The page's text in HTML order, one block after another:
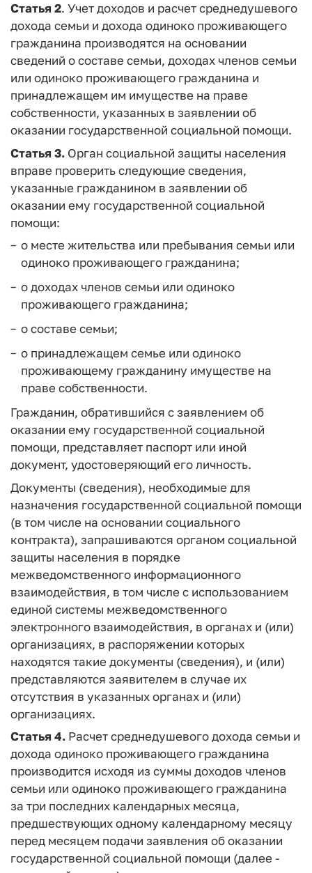
Статья 2. Учет доходов и расчет среднедушевого
дохода семьи и дохода одиноко проживающего
гражданина производятся на основании
сведений о составе семьи, доходах членов семьи
или одиноко проживающего гражданина и
принадлежащем им имуществе на праве
собственности, указанных в заявлении об
оказании государственной социальной помощи.
Статья 3. Орган социальной защиты населения
вправе проверить следующие сведения,
указанные гражданином в заявлении об
оказании ему государственной социальной
помощи:
о месте жительства или пребывания семьи или
одиноко проживающего гражданина;
о доходах членов семьи или одиноко
проживающего гражданина;
о составе семьи;
о принадлежащем семье или одиноко
проживающему гражданину имуществе на
праве собственности.
Гражданин, обратившийся с заявлением об
оказании ему государственной социальной
помощи, представляет паспорт или иной
документ, удостоверяющий его личность.
Документы (сведения), необходимые для
назначения государственной социальной помощи
(в том числе на основании социального
контракта), запрашиваются органом социальной
защиты населения в порядке
межведомственного информационного
взаимодействия, в том числе с использованием
единой системы межведомственного
электронного взаимодействия, в органах и (или)
организациях, в распоряжении которых
находятся такие документы (сведения), и (или)
представляются заявителем в случае их
отсутствия в указанных органах и (или)
организациях.
Статья 4. Расчет среднедушевого дохода семьи и
дохода одиноко проживающего гражданина
производится исходя из суммы доходов членов
семьи или одиноко проживающего гражданина
за три последних календарных месяца,
предшествующих одному календарному месяцу
перед месяцем подачи заявления об оказании
государственной социальной помощи (далее -